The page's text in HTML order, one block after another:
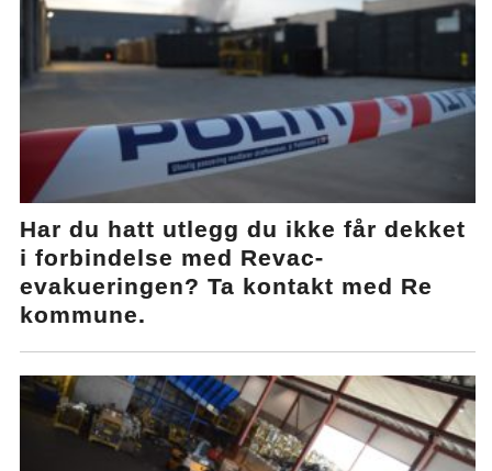
Har du hatt utlegg du ikke får dekket
i forbindelse med Revac-
evakueringen? Ta kontakt med Re
kommune.